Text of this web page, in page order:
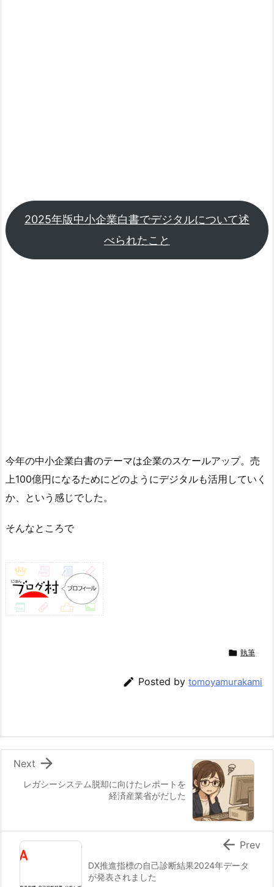
2025年版中小企業白書でデジタルについて述
べられたこと
今年の中小企業白書のテーマは企業のスケールアップ。売
上100億円になるためにどのようにデジタルも活用していく
か、という感じでした。
そんなところで
 執筆
 Posted by tomoyamurakami
レガシーシステム脱却に向けたレポートを
経済産業省がだした

Next
DX推進指標の自己診断結果2024年データ
が発表されました
 Prev